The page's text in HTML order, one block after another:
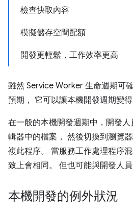
檢查快取內容
模擬儲存空間配額
開發更輕鬆，工作效率更高
雖然 Service Worker 生命週期可
預期， 它可以讓本機開發週期變得
在一般的本機開發週期中，開發
輯器中的檔案， 然後切換到瀏覽
複此程序。 當服務工作處理程序
致上會相同。 但也可能與開發人員
本機開發的例外狀況